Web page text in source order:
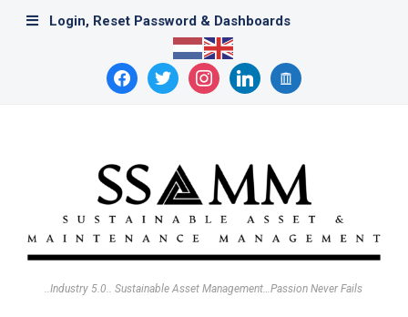
Login, Reset Password & Dashboards
facebooktwitter instagramlinkedinarchive
..Industry 5.0.. Sustainable Asset Management…Passion Never Fails